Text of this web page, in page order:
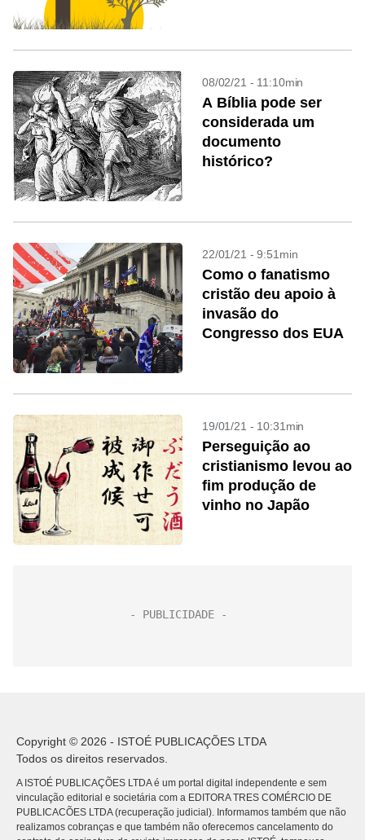
08/02/21 - 11:10min
A Bíblia pode ser
considerada um
documento
histórico?
22/01/21 - 9:51min
Como o fanatismo
cristão deu apoio à
invasão do
Congresso dos EUA
19/01/21 - 10:31min
Perseguição ao
cristianismo levou ao
fim produção de
vinho no Japão
Copyright © 2026 - ISTOÉ PUBLICAÇÕES LTDA
Todos os direitos reservados.
A ISTOÉ PUBLICAÇÕES LTDA é um portal digital independente e sem
vinculação editorial e societária com a EDITORA TRES COMÉRCIO DE
PUBLICACÕES LTDA (recuperação judicial). Informamos também que não
realizamos cobranças e que também não oferecemos cancelamento do